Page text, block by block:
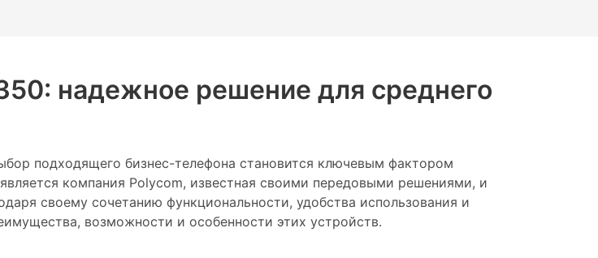
надежное решение для среднего
подходящего бизнес-телефона становится ключевым фактором
компания Polycom, известная своими передовыми решениями, и
своему сочетанию функциональности, удобства использования и
возможности и особенности этих устройств.